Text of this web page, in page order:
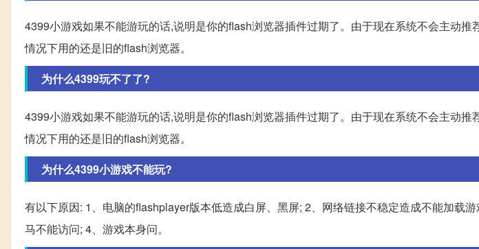
4399小游戏如果不能游玩的话,说明是你的flash浏览器插件过期了。由于现在系统不会主动
情况下用的还是旧的flash浏览器。
为什么4399玩不了了?
4399小游戏如果不能游玩的话,说明是你的flash浏览器插件过期了。由于现在系统不会主动
情况下用的还是旧的flash浏览器。
为什么4399小游戏不能玩?
有以下原因: 1、电脑的flashplayer版本低造成白屏、黑屏; 2、网络链接不稳定造成不能加载
马不能访问; 4、游戏本身问。